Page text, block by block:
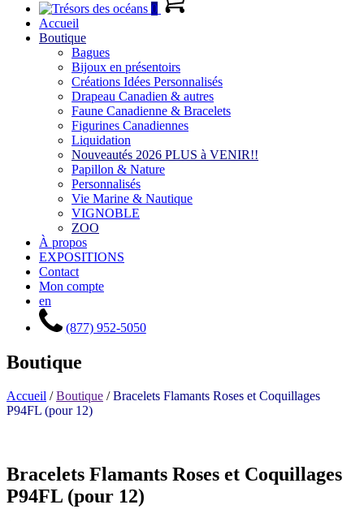
0
Accueil
Boutique
Bagues
Bijoux en présentoirs
Créations Idées Personnalisés
Drapeau Canadien & autres
Faune Canadienne & Bracelets
Figurines Canadiennes
Liquidation
Nouveautés 2026 PLUS à VENIR!!
Papillon & Nature
Personnalisés
Vie Marine & Nautique
VIGNOBLE
ZOO
À propos
EXPOSITIONS
Contact
Mon compte
en
(877) 952-5050
Boutique
Accueil /Boutique /Bracelets Flamants Roses et Coquillages
P94FL (pour 12)
Bracelets Flamants Roses et Coquillages
P94FL (pour 12)